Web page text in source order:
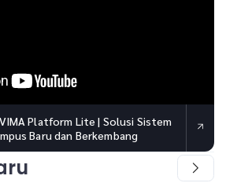
Platform Lite | Solusi Sistem
Baru dan Berkembang